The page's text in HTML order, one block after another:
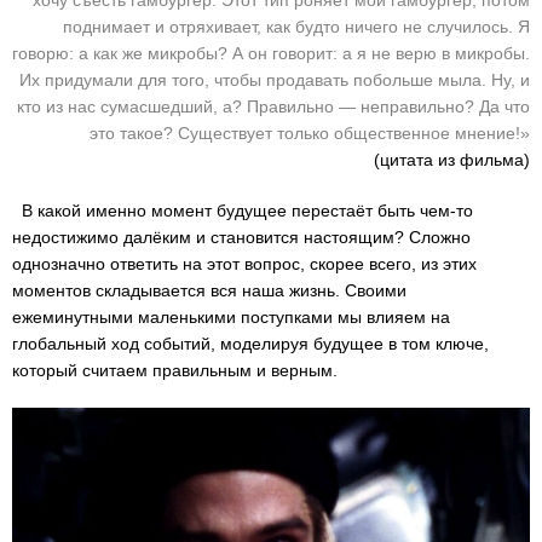
поднимает и отряхивает, как будто ничего не случилось. Я
говорю: а как же микробы? А он говорит: а я не верю в микробы.
Их придумали для того, чтобы продавать побольше мыла. Ну, и
кто из нас сумасшедший, а? Правильно — неправильно? Да что
это такое? Существует только общественное мнение!»
(цитата из фильма)
В какой именно момент будущее перестаёт быть чем-то
недостижимо далёким и становится настоящим? Сложно
однозначно ответить на этот вопрос, скорее всего, из этих
моментов складывается вся наша жизнь. Своими
ежеминутными маленькими поступками мы влияем на
глобальный ход событий, моделируя будущее в том ключе,
который считаем правильным и верным.